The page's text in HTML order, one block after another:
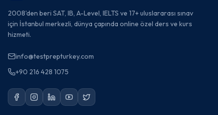
2008'den beri SAT, IB, A-Level, IELTS ve 17+ uluslararası sınav
için İstanbul merkezli, dünya çapında online özel ders ve kurs
hizmeti.
info@testprepturkey.com
+90 216 428 1075